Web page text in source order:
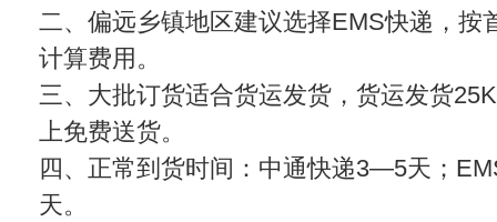
二、偏远乡镇地区建议选择EMS快递，按
计算费用。
三、大批订货适合货运发货，货运发货
上免费送货。
四、正常到货时间：中通快递3—5天；
天。